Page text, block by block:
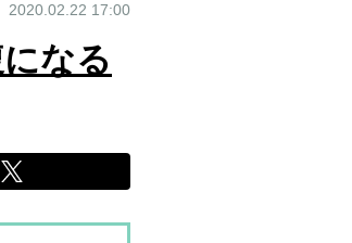
2020.02.22 17:00
なる